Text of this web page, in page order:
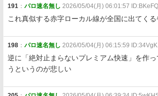
191 ： パロ速名無し 2026/05/04(月) 06:01:57
これ真似する赤字ローカル線が全国に出てくる
198 ： パロ速名無し 2026/05/04(月) 06:15:59
逆に「絶対止まらないプレミアム快速」を作
うというのが悲しい